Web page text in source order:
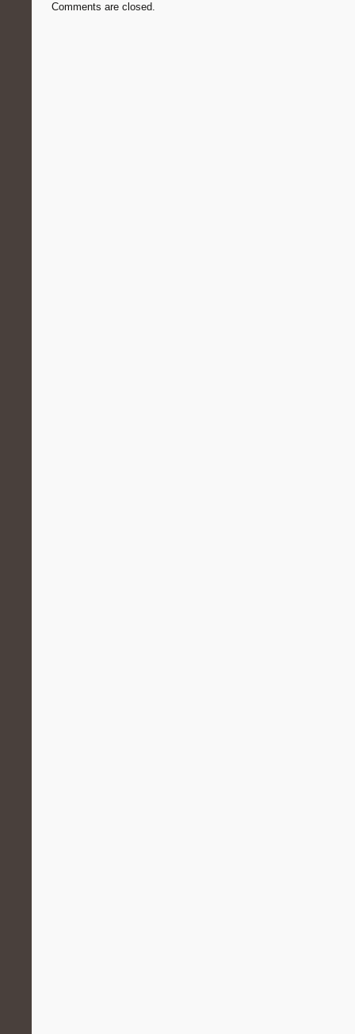
Comments are closed.